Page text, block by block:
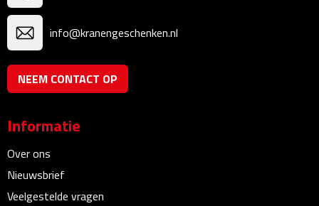
Vlaggen
Bureau Toebehoren
Bureauklokken
Bureaulampen
Bureau onderleggers
Bureau organizers
info@kranengeschenken.nl
NEEM CONTACT OP
Informatie
Over ons
Nieuwsbrief
Veelgestelde vragen